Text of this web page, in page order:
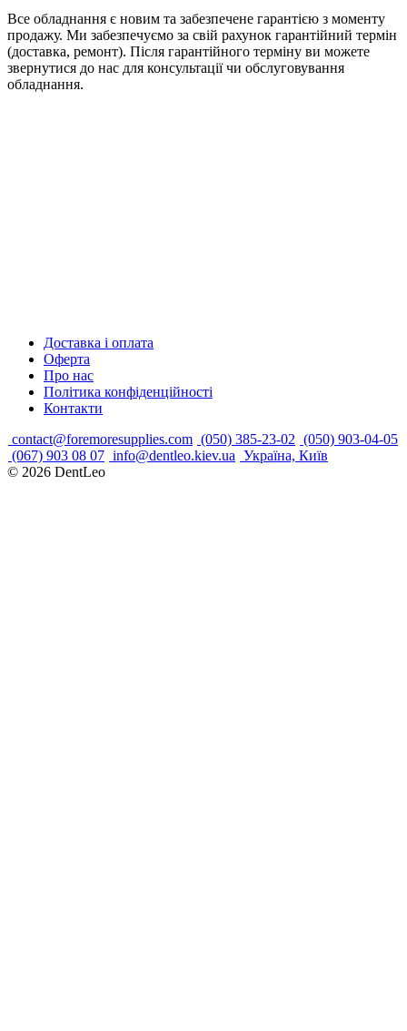
Все обладнання є новим та забезпечене гарантією з моменту
продажу. Ми забезпечуємо за свій рахунок гарантійний термін
(доставка, ремонт). Після гарантійного терміну ви можете
звернутися до нас для консультації чи обслуговування
обладнання.
Доставка і оплата
Оферта
Про нас
Політика конфіденційності
Контакти
contact@foremoresupplies.com (050) 385-23-02 (050) 903-04-05
(067) 903 08 07 info@dentleo.kiev.ua Україна, Київ
© 2026 DentLeo